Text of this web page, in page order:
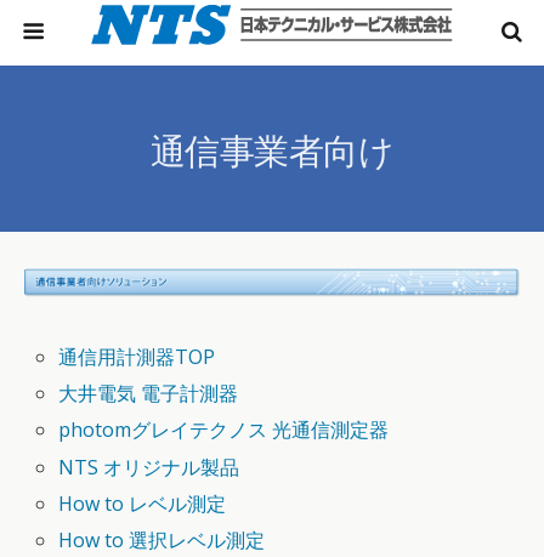
通信事業者向け
通信用計測器TOP
大井電気 電子計測器
photomグレイテクノス 光通信測定器
NTS オリジナル製品
How to レベル測定
How to 選択レベル測定